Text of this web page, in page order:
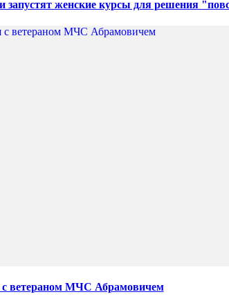
запустят женские курсы для решения
с ветераном МЧС Абрамовичем